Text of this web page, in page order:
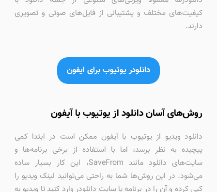
کیفیت‌های مختلف و پشتیبانی از فایل‌های صوتی و تصویری
دارند.
دانلودر یوتیوب برای ایفون
روش‌های آسان دانلود از یوتیوب با آیفون
دانلود ویدیو از یوتیوب با آیفون ممکن است در ابتدا کمی
پیچیده به نظر برسد، اما با استفاده از برخی برنامه‌ها و
سایت‌های دانلود مانند SaveFrom، این کار بسیار ساده
می‌شود. در این روش‌ها شما به راحتی می‌توانید لینک ویدیو را
کپی کرده و آن را در برنامه یا سایت دانلودر وارد کنید تا ویدیو به